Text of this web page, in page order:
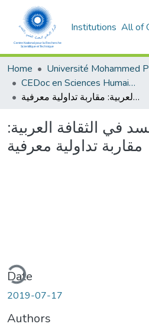
Institutions All of
Home
CEDoc en Sciences Humaines, Sciences Sociales et Sciences de l’Education
متخيل الجسد في الثقافة العربية: مقاربة تداولية معرفية
في الثقافة العربية:
مقاربة تداولية معرفية
Date
2019-07-17
Authors